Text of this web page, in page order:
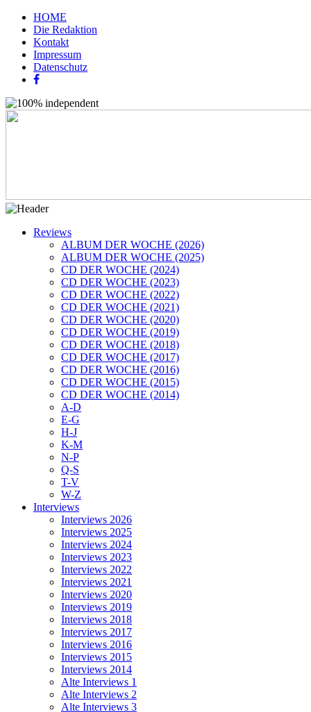
HOME
Die Redaktion
Kontakt
Impressum
Datenschutz
Reviews
ALBUM DER WOCHE (2026)
ALBUM DER WOCHE (2025)
CD DER WOCHE (2024)
CD DER WOCHE (2023)
CD DER WOCHE (2022)
CD DER WOCHE (2021)
CD DER WOCHE (2020)
CD DER WOCHE (2019)
CD DER WOCHE (2018)
CD DER WOCHE (2017)
CD DER WOCHE (2016)
CD DER WOCHE (2015)
CD DER WOCHE (2014)
A-D
E-G
H-J
K-M
N-P
Q-S
T-V
W-Z
Interviews
Interviews 2026
Interviews 2025
Interviews 2024
Interviews 2023
Interviews 2022
Interviews 2021
Interviews 2020
Interviews 2019
Interviews 2018
Interviews 2017
Interviews 2016
Interviews 2015
Interviews 2014
Alte Interviews 1
Alte Interviews 2
Alte Interviews 3